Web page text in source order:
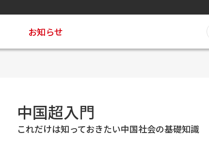
お知らせ
中国超入門
これだけは知っておきたい中国社会の基礎知識